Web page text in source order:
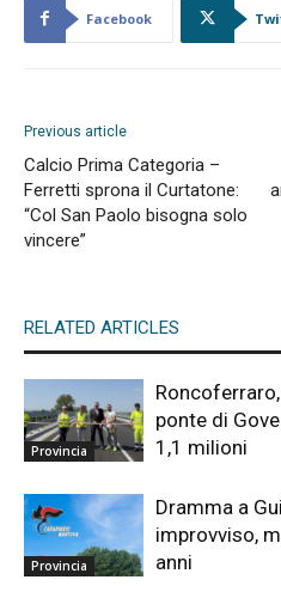
Facebook
Previous article
Calcio Prima Categoria –
Ferretti sprona il Curtatone:
“Col San Paolo bisogna solo
vincere”
RELATED ARTICLES
Provincia
ponte di
1,1 milioni
Provincia
Dramma a
improvviso,
anni